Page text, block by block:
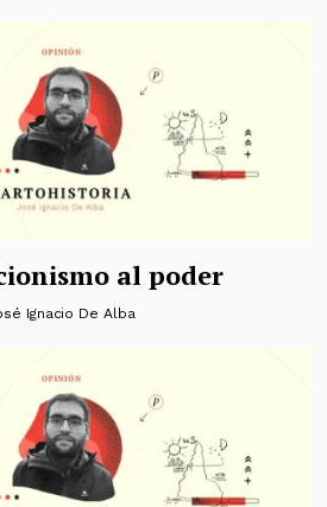
al poder
Ignacio De Alba